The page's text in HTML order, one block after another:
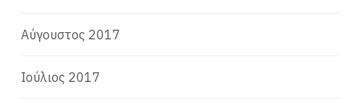
Αύγουστος 2017
Ιούλιος 2017